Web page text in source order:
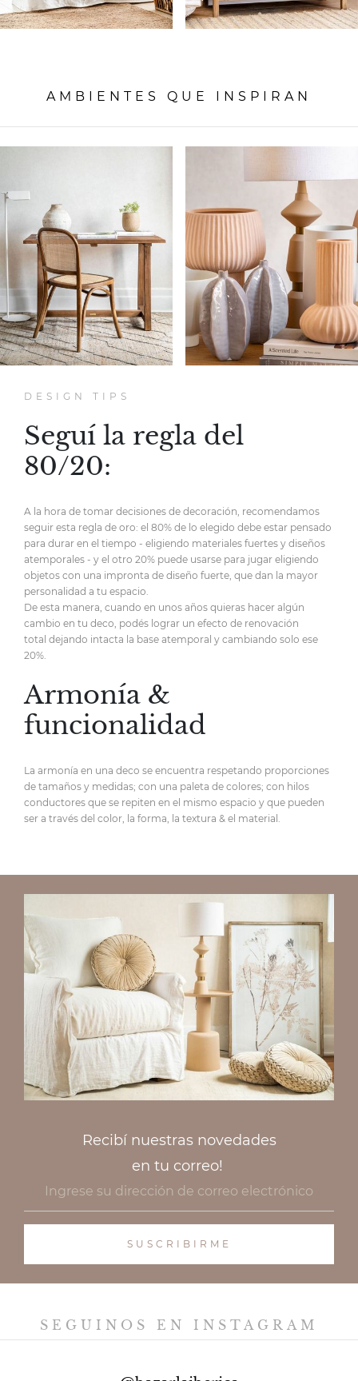
AMBIENTES QUE INSPIRAN
DESIGN TIPS
Seguí la regla del
80/20:
A la hora de tomar decisiones de decoración, recomendamos
seguir esta regla de oro: el 80% de lo elegido debe estar pensado
para durar en el tiempo - eligiendo materiales fuertes y diseños
atemporales - y el otro 20% puede usarse para jugar eligiendo
objetos con una impronta de diseño fuerte, que dan la mayor
personalidad a tu espacio.
De esta manera, cuando en unos años quieras hacer algún
cambio en tu deco, podés lograr un efecto de renovación
total dejando intacta la base atemporal y cambiando solo ese
20%.
Armonía &
funcionalidad
La armonía en una deco se encuentra respetando proporciones
de tamaños y medidas; con una paleta de colores; con hilos
conductores que se repiten en el mismo espacio y que pueden
ser a través del color, la forma, la textura & el material.
Recibí nuestras novedades
en tu correo!
SEGUINOS EN INSTAGRAM